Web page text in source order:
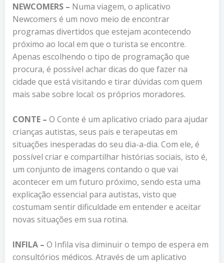
NEWCOMERS – Numa viagem, o aplicativo
Newcomers é um novo meio de encontrar
programas divertidos que estejam acontecendo
próximo ao local em que o turista se encontre.
Apenas escolhendo o tipo de programação que
procura, é possível achar dicas do que fazer na
cidade que está visitando e tirar dúvidas com quem
mais sabe sobre local: os próprios moradores.
CONTE – O Conte é um aplicativo criado para ajudar
crianças autistas, seus pais e terapeutas em
situações inesperadas do seu dia-a-dia. Com ele, é
possível criar e compartilhar histórias sociais, isto é,
um conjunto de imagens contando o que vai
acontecer em um futuro próximo, sendo esta uma
explicação essencial para autistas, visto que
costumam sentir dificuldade em entender e aceitar
novas situações em sua rotina.
INFILA – O Infila visa diminuir o tempo de espera em
consultórios médicos. Através de um aplicativo